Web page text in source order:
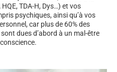
HQE, TDA-H, Dys…) et vos
psychiques, ainsi qu’à vos
car plus de 60% des
dues d’abord à un mal-être